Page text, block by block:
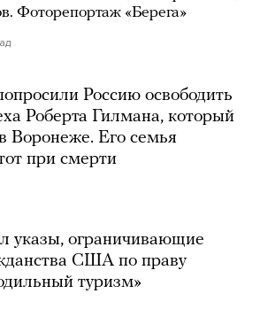
Фоторепортаж «Берега»
Россию освободить
Роберта Гилмана, который
Воронеже. Его семья
при смерти
указы, ограничивающие
США по праву
туризм»